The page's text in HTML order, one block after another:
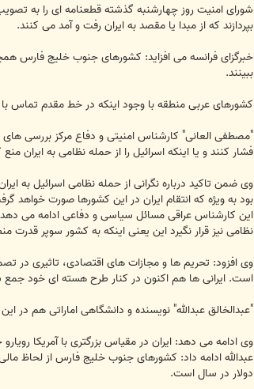
شورای امنیت روز چهارشنبه گذشته قطعنامه ای را به
بپردازند که از مبدا یا مقصد به ایران رفت و آمد می کنند.
خبرگزای فرانسه می افزاید: کشورهای جنوب خلیج فارس
ببینند.
کشورهای عربی منطقه با وجود اینکه در خط مقدم تماس با
"مصطفی العانی" کارشناس امنیتی و دفاع مرکز بررسی های
فشار کنند و یا اینکه اسرائیل را از حمله نظامی به ایران منع
وی ضمن تاکید درباره نگرانی از حمله نظامی اسرائیل
بود به ویژه که انتقام ایران در این کشورها صورت خواهد
این کارشناس عراقی مسائل سیاسی و دفاعی ادامه می دهد:
نظامی نیز قرار نگیرد این یعنی اینکه به کشور سوپر
وی افزود: تحریم ها و مجازات های اقتصادی، تاثیری
است. ایرانی ها هم اکنون در کنار طرح هسته ای خود جمع
"عبدالخالق عبدالله" نویسنده و دانشگاهی اماراتی هم
وی ادامه می دهد: ایران در مقیاس بزرگتری با آمریکا
دولار در سال است.